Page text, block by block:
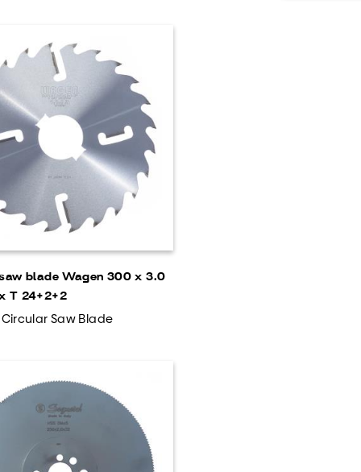
blade Wagen 300 x 3.0
T 24+2+2
Saw Blade